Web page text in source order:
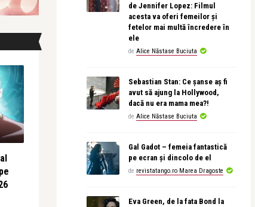
de Jennifer Lopez: Filmul
acesta va oferi femeilor și
fetelor mai multă încredere în
ele
de Alice Năstase Buciuta
Sebastian Stan: Ce șanse aș fi
avut să ajung la Hollywood,
dacă nu era mama mea?!
de Alice Năstase Buciuta
Gal Gadot – femeia fantastică
pe ecran și dincolo de el
de revistatango.ro Marea Dragoste
Eva Green, de la fata Bond la